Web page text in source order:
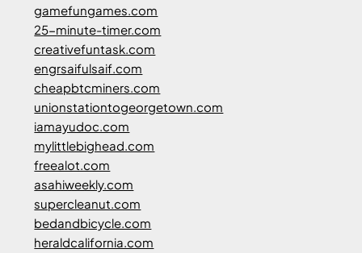
gamefungames.com
25-minute-timer.com
creativefuntask.com
engrsaifulsaif.com
cheapbtcminers.com
unionstationtogeorgetown.com
iamayudoc.com
mylittlebighead.com
freealot.com
asahiweekly.com
supercleanut.com
bedandbicycle.com
heraldcalifornia.com